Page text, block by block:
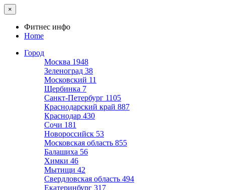
×
Фитнес инфо
Home
Город
Москва 1948
Зеленоград 38
Московский 11
Щербинка 7
Санкт-Петербург 1105
Краснодарский край 887
Краснодар 430
Сочи 181
Новороссийск 53
Московская область 855
Балашиха 56
Химки 46
Мытищи 42
Свердловская область 494
Екатеринбург 317